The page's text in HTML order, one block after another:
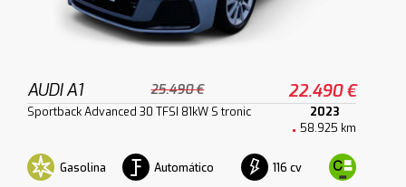
AUDI A1 25.490 € 22.490 €
Sportback Advanced 30 TFSI 81kW S tronic
2023
58.925 km
Gasolina Automático 116 cv